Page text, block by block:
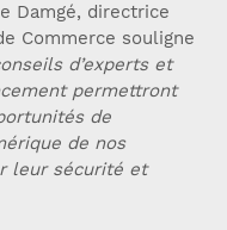
Damgé, directrice
Commerce souligne
d’experts et
permettront
de
de nos
leur sécurité et